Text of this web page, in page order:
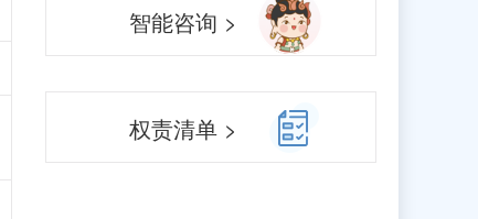
智能咨询 >
权责清单 >